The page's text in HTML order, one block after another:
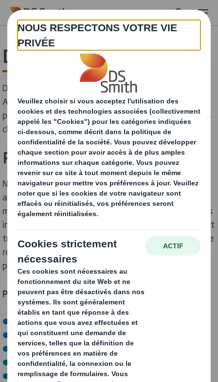
Skip to main content
DS Smith Papeterie
DS Smith possède 12 papeteries en Europe et 2 en
Amérique du Nord, stratégiquement situées à
proximité des sources de matières premières et de nos
clients.
Réseau de papeteries
Nos usines en Europe et aux États-Unis produisent
annuellement environ 4 millions de tonnes de
matériaux pour caisses en carton ondulé et de produits
industriels spécialisés. La majorité de nos produits sont
transformés en carton et en boîtes pour l'emballage. Le
reste de la production est utilisé pour la fabrication de
papiers spécialisés.
Pour en savoir plus sur nos papeteries, cliquez ici :
Alcolea (ES)
Aschaffenburg (DE)
Belisce (HR)
Coullons (FR)
Duenas (ES)
Lucca (IT)